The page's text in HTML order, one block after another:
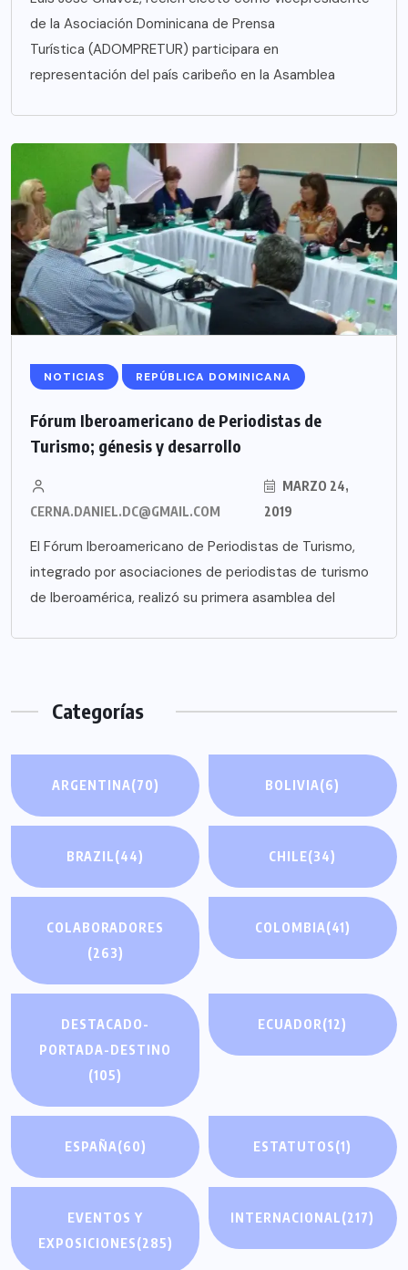
de la Asociación Dominicana de Prensa
Turística (ADOMPRETUR) participara en
representación del país caribeño en la Asamblea
NOTICIAS REPÚBLICA DOMINICANA
Fórum Iberoamericano de Periodistas de
Turismo; génesis y desarrollo
CERNA.DANIEL.DC@GMAIL.COM
MARZO 24,
2019
El Fórum Iberoamericano de Periodistas de Turismo,
integrado por asociaciones de periodistas de turismo
de Iberoamérica, realizó su primera asamblea del
Categorías
ARGENTINA(70) BOLIVIA(6)
BRAZIL(44) CHILE(34)
COLABORADORES
(263)
COLOMBIA(41)
DESTACADO-
PORTADA-DESTINO
(105)
ECUADOR(12)
ESPAÑA(60) ESTATUTOS(1)
EVENTOS Y
EXPOSICIONES(285)
INTERNACIONAL(217)